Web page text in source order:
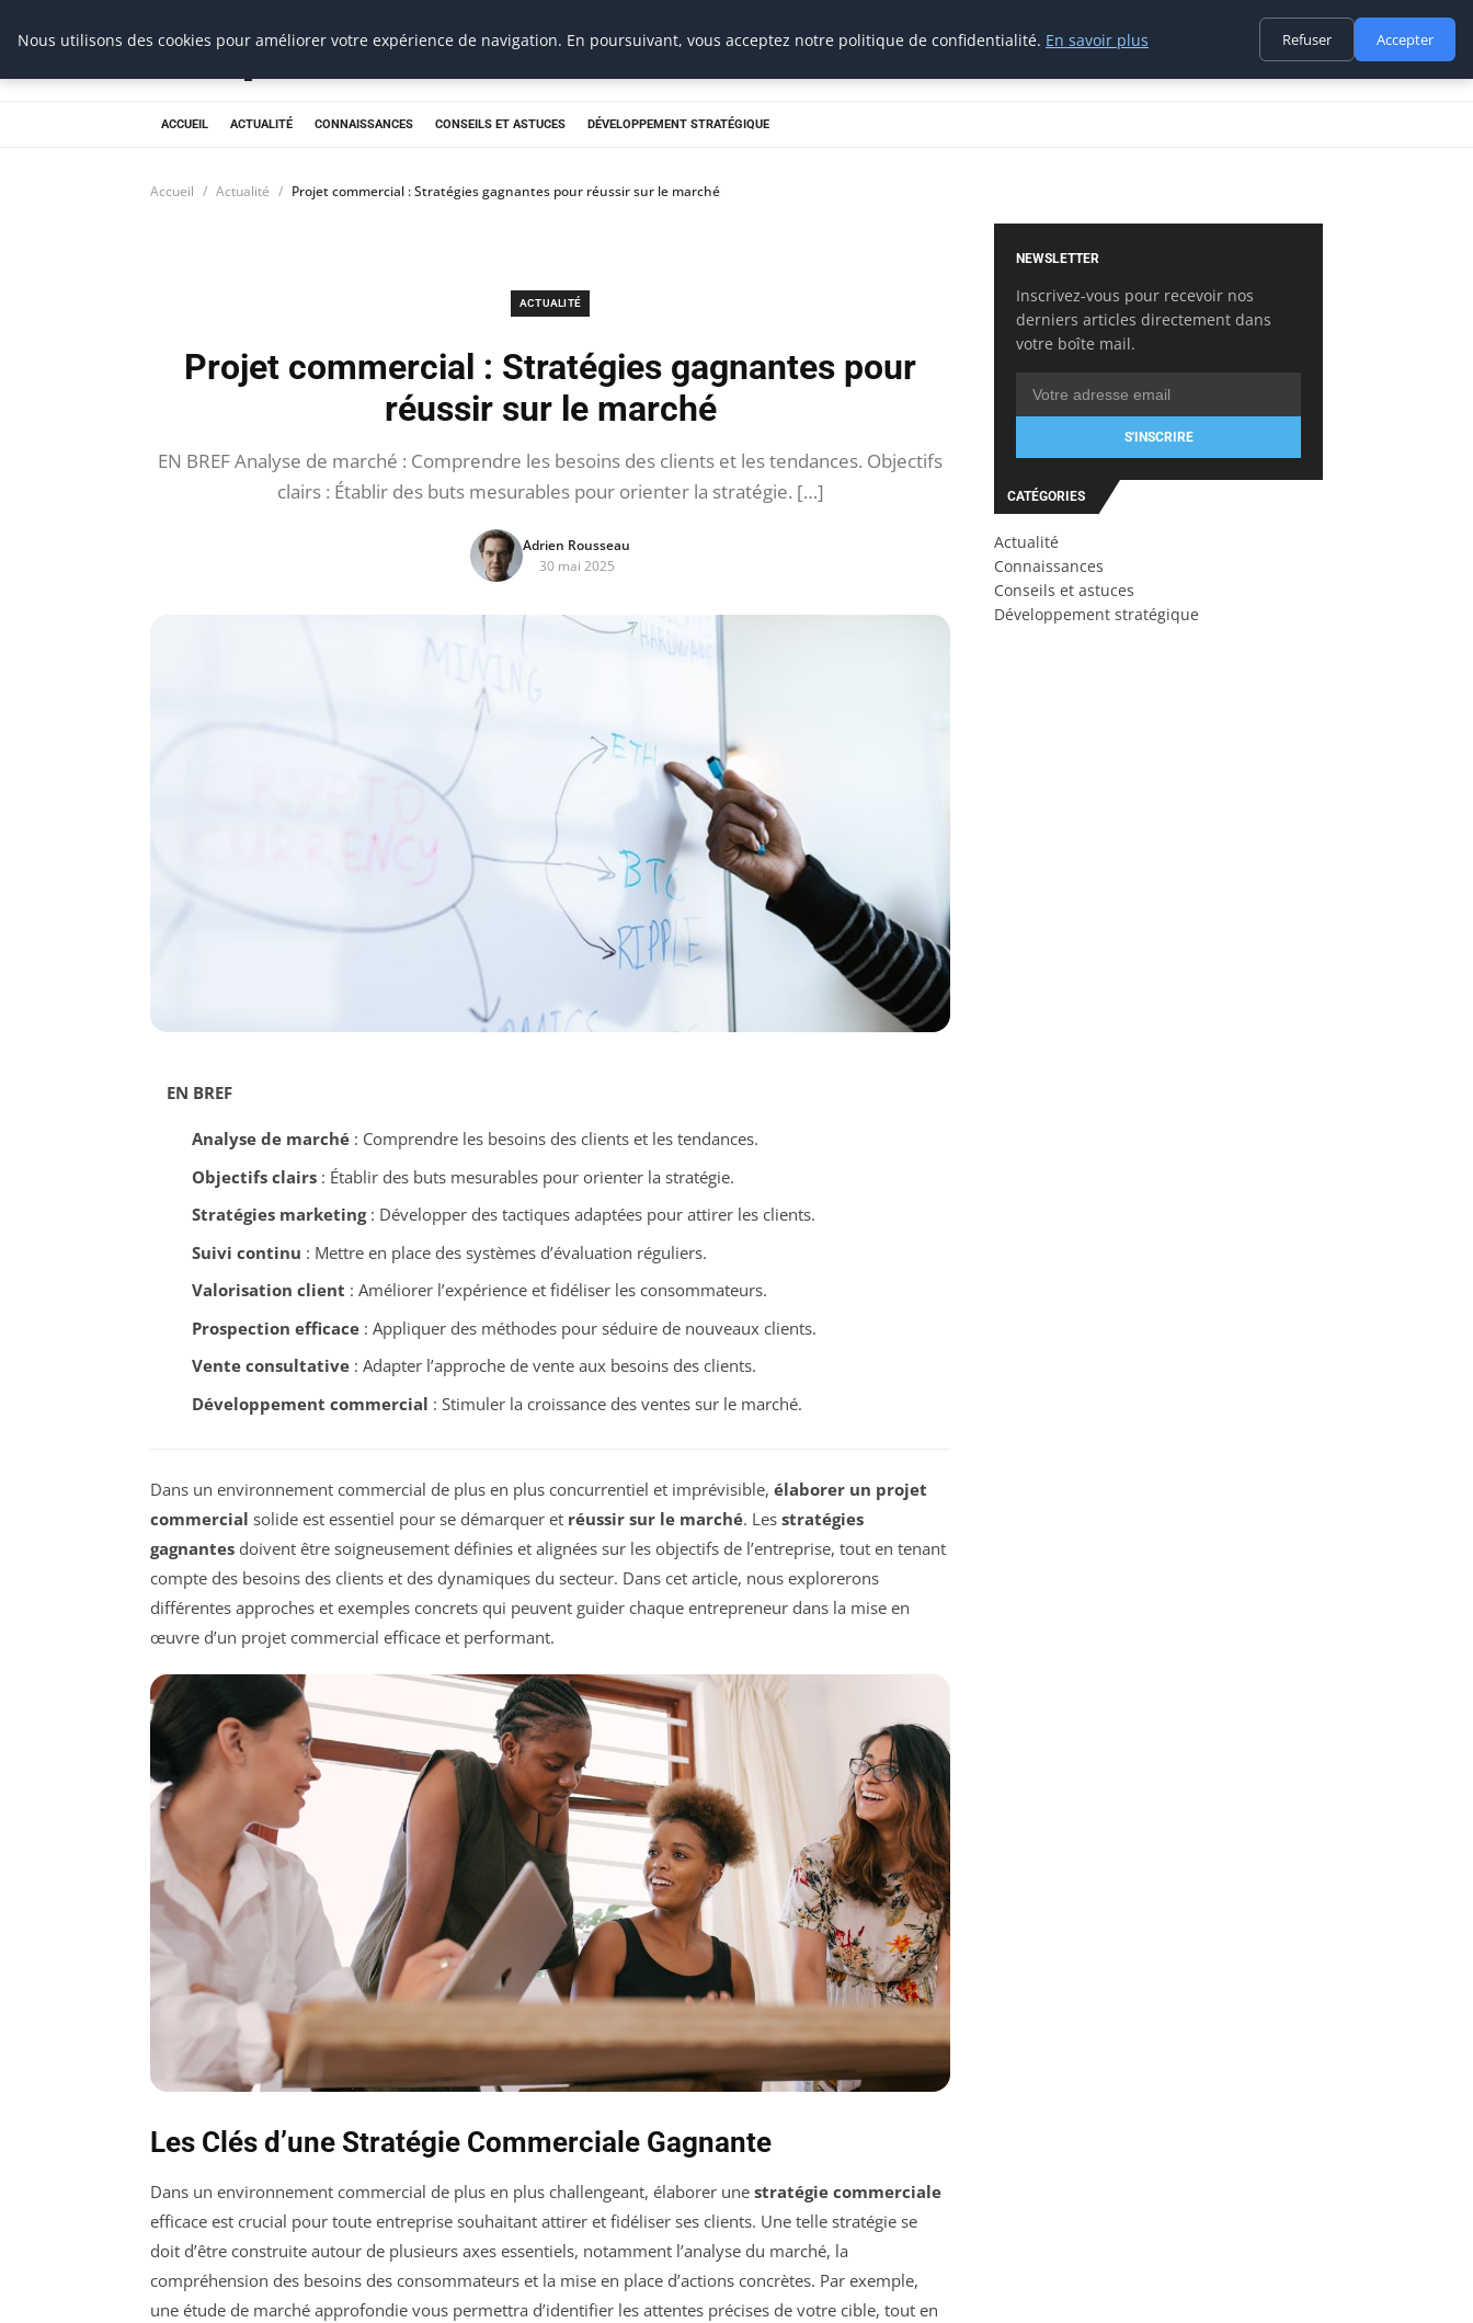
Prospection Pro
ACCUEIL ACTUALITÉ CONNAISSANCES CONSEILS ET ASTUCES DÉVELOPPEMENT STRATÉGIQUE
Accueil Actualité Projet commercial : Stratégies gagnantes pour réussir sur le marché
ACTUALITÉ
Projet commercial : Stratégies gagnantes pour
réussir sur le marché
EN BREF Analyse de marché : Comprendre les besoins des clients et les tendances. Objectifs
clairs : Établir des buts mesurables pour orienter la stratégie. […]
Adrien Rousseau
30 mai 2025
EN BREF
Analyse de marché: Comprendre les besoins des clients et les tendances.
Objectifs clairs: Établir des buts mesurables pour orienter la stratégie.
Stratégies marketing: Développer des tactiques adaptées pour attirer les clients.
Suivi continu : Mettre en place des systèmes d’évaluation réguliers.
Valorisation client : Améliorer l’expérience et fidéliser les consommateurs.
Prospection efficace: Appliquer des méthodes pour séduire de nouveaux clients.
Vente consultative: Adapter l’approche de vente aux besoins des clients.
Développement commercial : Stimuler la croissance des ventes sur le marché.
Dans un environnement commercial de plus en plus concurrentiel et imprévisible, élaborer un projet
commercial solide est essentiel pour se démarquer et réussir sur le marché. Les stratégies
gagnantes doivent être soigneusement définies et alignées sur les objectifs de l’entreprise, tout en tenant
compte des besoins des clients et des dynamiques du secteur. Dans cet article, nous explorerons
différentes approches et exemples concrets qui peuvent guider chaque entrepreneur dans la mise en
œuvre d’un projet commercial efficace et performant.
Les Clés d’une Stratégie Commerciale Gagnante
Dans un environnement commercial de plus en plus challengeant, élaborer une stratégie commerciale
efficace est crucial pour toute entreprise souhaitant attirer et fidéliser ses clients. Une telle stratégie se
doit d’être construite autour de plusieurs axes essentiels, notamment l’analyse du marché, la
compréhension des besoins des consommateurs et la mise en place d’actions concrètes. Par exemple,
une étude de marché approfondie vous permettra d’identifier les attentes précises de votre cible, tout en
NEWSLETTER
Inscrivez-vous pour recevoir nos
derniers articles directement dans
votre boîte mail.
S'INSCRIRE
CATÉGORIES
Actualité
Connaissances
Conseils et astuces
Développement stratégique
Nous utilisons des cookies pour améliorer votre expérience de navigation. En poursuivant, vous acceptez notre politique de confidentialité. En savoir plus Refuser Accepter